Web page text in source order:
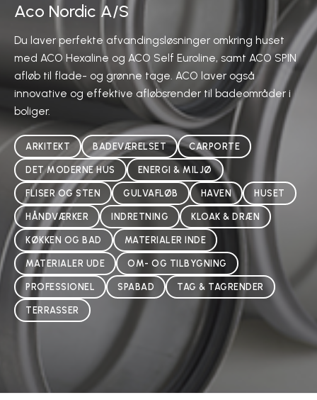
Aco Nordic A/S
Du laver perfekte afvandingsløsninger omkring huset
med ACO Hexaline og ACO Self Euroline, samt ACO SPIN
afløb til flade- og grønne tage. ACO laver også
innovative og effektive afløbsrender til badeområder i
boliger.
ARKITEKT BADEVÆRELSET CARPORTE
DET MODERNE HUS ENERGI & MILJØ
FLISER OG STEN GULVAFLØB HAVEN HUSET
HÅNDVÆRKER INDRETNING KLOAK & DRÆN
KØKKEN OG BAD MATERIALER INDE
MATERIALER UDE OM- OG TILBYGNING
PROFESSIONEL SPABAD TAG & TAGRENDER
TERRASSER